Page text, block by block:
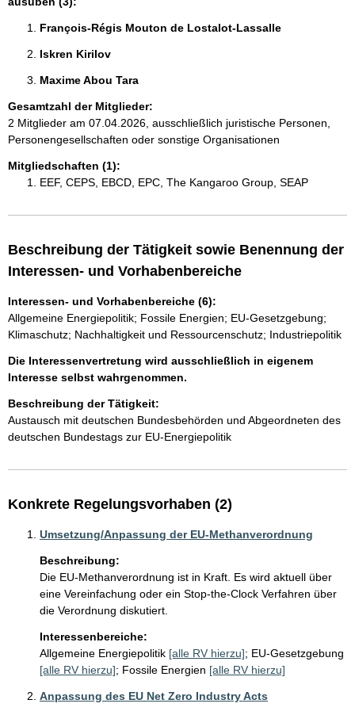
François-Régis Mouton de Lostalot-Lassalle
Iskren Kirilov
Maxime Abou Tara
Gesamtzahl der Mitglieder:
2 Mitglieder am 07.04.2026, ausschließlich juristische Personen,
Personengesellschaften oder sonstige Organisationen
Mitgliedschaften (1):
EEF, CEPS, EBCD, EPC, The Kangaroo Group, SEAP
Beschreibung der Tätigkeit sowie Benennung der
Interessen- und Vorhabenbereiche
Interessen- und Vorhabenbereiche (6):
Allgemeine Energiepolitik; Fossile Energien; EU-Gesetzgebung;
Klimaschutz; Nachhaltigkeit und Ressourcenschutz; Industriepolitik
Die Interessenvertretung wird ausschließlich in eigenem
Interesse selbst wahrgenommen.
Beschreibung der Tätigkeit:
Austausch mit deutschen Bundesbehörden und Abgeordneten des
deutschen Bundestags zur EU-Energiepolitik
Konkrete Regelungsvorhaben (2)
Umsetzung/Anpassung der EU-Methanverordnung
Beschreibung:
Die EU-Methanverordnung ist in Kraft. Es wird aktuell über
eine Vereinfachung oder ein Stop-the-Clock Verfahren über
die Verordnung diskutiert.
Interessenbereiche:
Allgemeine Energiepolitik [alle RV hierzu]; EU-Gesetzgebung
[alle RV hierzu]; Fossile Energien [alle RV hierzu]
Anpassung des EU Net Zero Industry Acts